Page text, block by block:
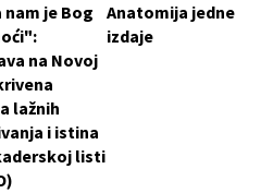
nam je Bog
na Novoj
lažnih
i istina
listi
Anatomija jedne
izdaje